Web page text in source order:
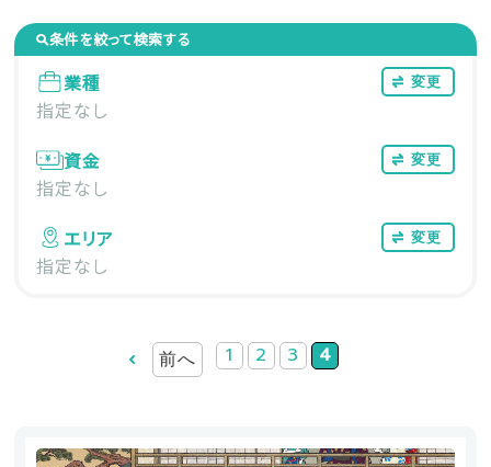
条件を絞って検索する
業種 変更
指定なし
資金
変更
指定なし
エリア
変更
指定なし
前へ 1 2 3 4